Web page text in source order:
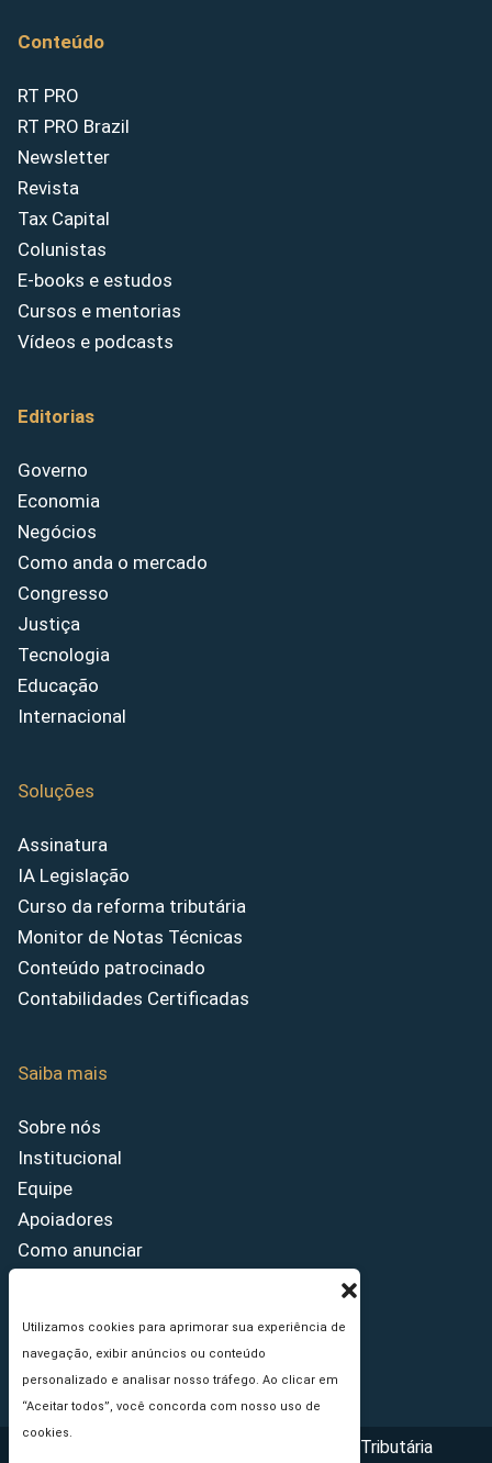
Utilizamos cookies para aprimorar sua experiência de
navegação, exibir anúncios ou conteúdo
personalizado e analisar nosso tráfego. Ao clicar em
“Aceitar todos”, você concorda com nosso uso de
cookies.
Conteúdo
RT PRO
RT PRO Brazil
Newsletter
Revista
Tax Capital
Colunistas
E-books e estudos
Cursos e mentorias
Vídeos e podcasts
Editorias
Governo
Economia
Negócios
Como anda o mercado
Congresso
Justiça
Tecnologia
Educação
Internacional
Soluções
Assinatura
IA Legislação
Curso da reforma tributária
Monitor de Notas Técnicas
Conteúdo patrocinado
Contabilidades Certificadas
Saiba mais
Sobre nós
Institucional
Equipe
Apoiadores
Como anunciar
Princípios Editoriais
Copyright © 2026 - Portal da Reforma Tributária